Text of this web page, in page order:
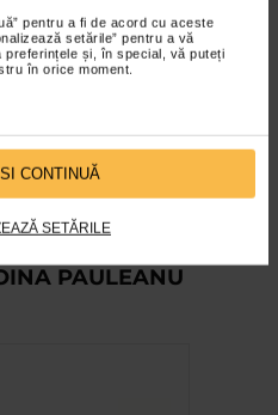
pentru a fi de acord cu aceste
setările” pentru a vă
preferințele și, în special, vă puteți
în orice moment.
CONTINUĂ
SETĂRILE
PAULEANU